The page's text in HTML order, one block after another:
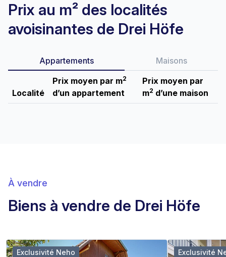
Prix au m² des localités
avoisinantes de Drei Höfe
Appartements Maisons
Localité
Prix moyen par m2
d’un appartement
Prix moyen par
m2 d’une maison
À vendre
Biens à vendre de Drei Höfe
Exclusivité Neho Exclusivité